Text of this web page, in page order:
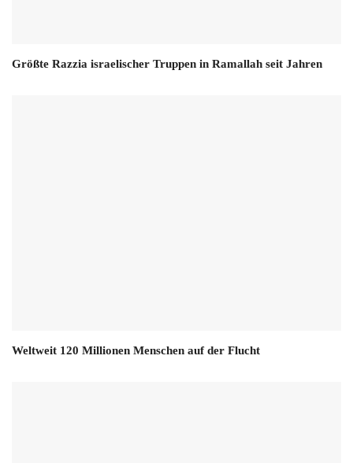
Größte Razzia israelischer Truppen in Ramallah seit Jahren
Weltweit 120 Millionen Menschen auf der Flucht